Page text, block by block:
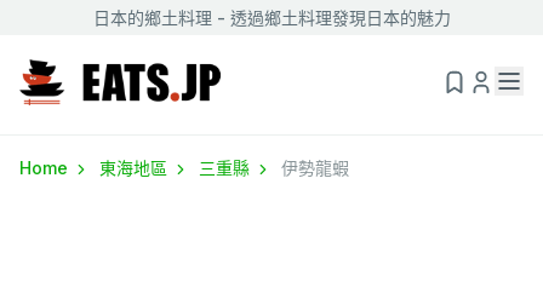
日本的鄉土料理 - 透過鄉土料理發現日本的魅力
Home 東海地區 三重縣 伊勢龍蝦